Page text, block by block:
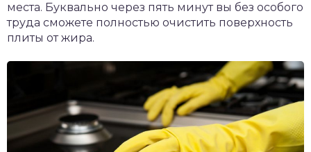
места. Буквально через пять минут вы без особого
труда сможете полностью очистить поверхность
плиты от жира.